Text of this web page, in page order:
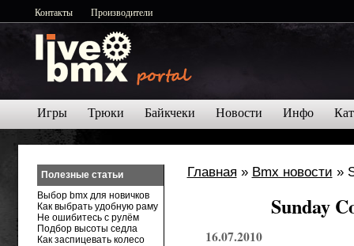
Контакты Производители
Игры Трюки Байкчеки Новости Инфо
Главная » Bmx новости »
Sunday
16.07.2010
Полезные статьи
Выбор bmx для новичков
Как выбрать удобную раму
Не ошибитесь с рулём
Подбор высоты седла
Как заспицевать колесо